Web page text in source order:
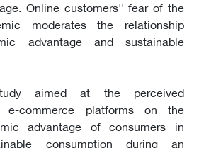
Online customers'' fear of the
moderates the relationship
advantage and sustainable
aimed at the perceived
e-commerce platforms on the
advantage of consumers in
consumption during an